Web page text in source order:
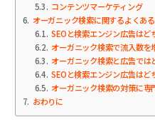
5.3
コンテンツマーケティング
6 オーガニック検索に関するよくあ
6.1 SEOと検索エンジン広告はど
6.2 オーガニック検索で流入数を
6.3
オーガニック検索と広告では
6.4 SEOと検索エンジン広告はど
6.5 オーガニック検索の対策に専
7 おわりに